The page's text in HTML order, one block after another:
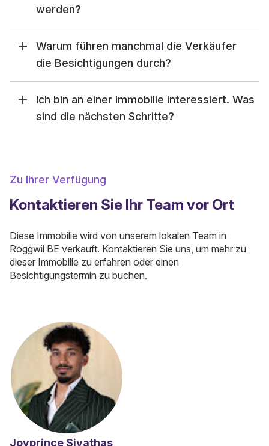
werden?
Warum führen manchmal die Verkäufer
die Besichtigungen durch?
Ich bin an einer Immobilie interessiert. Was
sind die nächsten Schritte?
Zu Ihrer Verfügung
Kontaktieren Sie Ihr Team vor Ort
Diese Immobilie wird von unserem lokalen Team in
Roggwil BE verkauft. Kontaktieren Sie uns, um mehr zu
dieser Immobilie zu erfahren oder einen
Besichtigungstermin zu buchen.
Joyprince Sivathas